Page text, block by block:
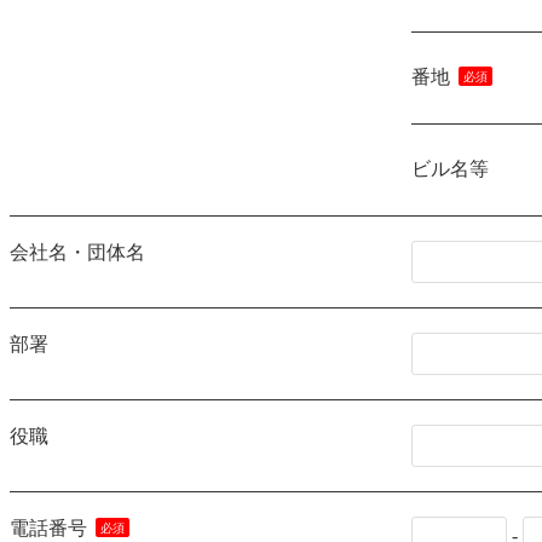
番地
ビル名等
会社名・団体名
部署
役職
電話番号 -